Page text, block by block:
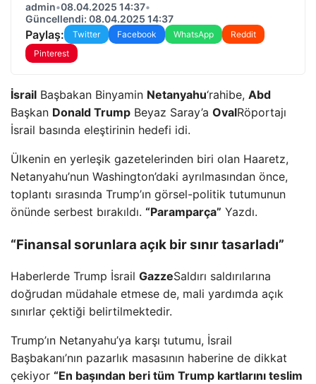
admin•08.04.2025 14:37•
Güncellendi: 08.04.2025 14:37
Paylaş: Twitter Facebook WhatsApp
Reddit
Pinterest
İsrail Başbakan Binyamin Netanyahu‘rahibe, Abd
Başkan Donald Trump Beyaz Saray’a OvalRöportajı
İsrail basında eleştirinin hedefi idi.
Ülkenin en yerleşik gazetelerinden biri olan Haaretz,
Netanyahu’nun Washington’daki ayrılmasından önce,
toplantı sırasında Trump’ın görsel-politik tutumunun
önünde serbest bırakıldı. “Paramparça” Yazdı.
“Finansal sorunlara açık bir sınır tasarladı”
Haberlerde Trump İsrail GazzeSaldırı saldırılarına
doğrudan müdahale etmese de, mali yardımda açık
sınırlar çektiği belirtilmektedir.
Trump’ın Netanyahu’ya karşı tutumu, İsrail
Başbakanı’nın pazarlık masasının haberine de dikkat
çekiyor “En başından beri tüm Trump kartlarını teslim